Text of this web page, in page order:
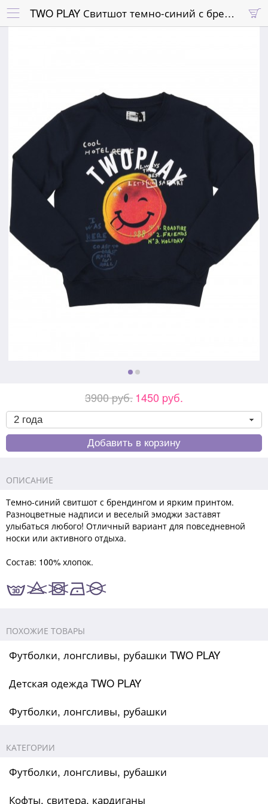
 
TWO PLAY Свитшот темно-синий с брендингом, эмоджи и надписями
3900 pуб.1450 pуб.
ОПИСАНИЕ
Темно-синий свитшот с брендингом и ярким принтом.
Разноцветные надписи и веселый эмоджи заставят
улыбаться любого! Отличный вариант для повседневной
носки или активного отдыха.
Состав: 100% хлопок.
ПОХОЖИЕ ТОВАРЫ
Футболки, лонгсливы, рубашки TWO PLAY
Детская одежда TWO PLAY
Футболки, лонгсливы, рубашки
КАТЕГОРИИ
Футболки, лонгсливы, рубашки
Кофты, свитера, кардиганы